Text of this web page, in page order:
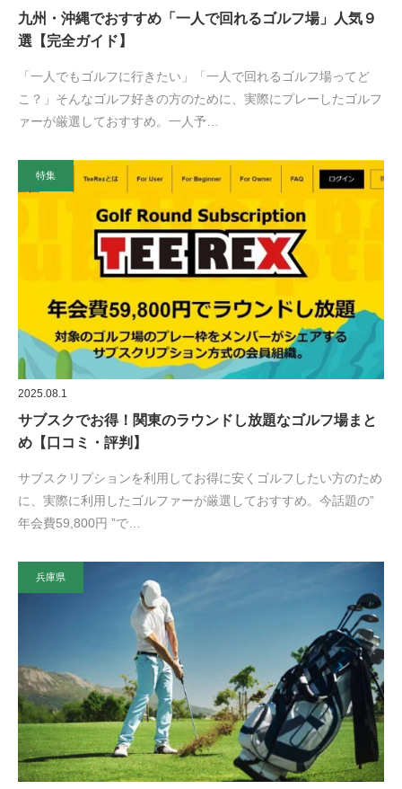
九州・沖縄でおすすめ「一人で回れるゴルフ場」人気９
選【完全ガイド】
「一人でもゴルフに行きたい」「一人で回れるゴルフ場ってど
こ？」そんなゴルフ好きの方のために、実際にプレーしたゴルフ
ァーが厳選しておすすめ。一人予…
特集
2025.08.1
サブスクでお得！関東のラウンドし放題なゴルフ場まと
め【口コミ・評判】
サブスクリプションを利用してお得に安くゴルフしたい方のため
に、実際に利用したゴルファーが厳選しておすすめ。今話題の”
年会費59,800円 ”で…
兵庫県